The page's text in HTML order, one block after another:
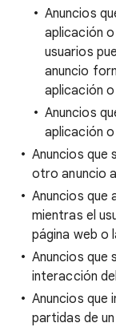
Anuncios
aplicación
usuarios
anuncio
aplicación
Anuncios
aplicación
Anuncios que
otro anuncio
Anuncios que
mientras el
página web o
Anuncios que
interacción
Anuncios que
partidas de